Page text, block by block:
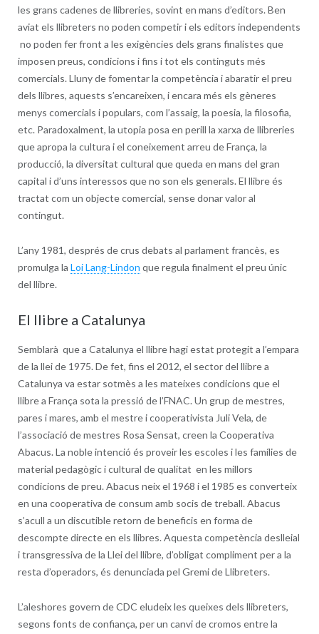
les grans cadenes de llibreries, sovint en mans d’editors. Ben
aviat els llibreters no poden competir i els editors independents
no poden fer front a les exigències dels grans finalistes que
imposen preus, condicions i fins i tot els continguts més
comercials. Lluny de fomentar la competència i abaratir el preu
dels llibres, aquests s’encareixen, i encara més els gèneres
menys comercials i populars, com l’assaig, la poesia, la filosofia,
etc. Paradoxalment, la utopia posa en perill la xarxa de llibreries
que apropa la cultura i el coneixement arreu de França, la
producció, la diversitat cultural que queda en mans del gran
capital i d’uns interessos que no son els generals. El llibre és
tractat com un objecte comercial, sense donar valor al
contingut.
L’any 1981, després de crus debats al parlament francès, es
promulga la Loi Lang-Lindon que regula finalment el preu únic
del llibre.
El llibre a Catalunya
Semblarà que a Catalunya el llibre hagi estat protegit a l’empara
de la llei de 1975. De fet, fins el 2012, el sector del llibre a
Catalunya va estar sotmès a les mateixes condicions que el
llibre a França sota la pressió de l’FNAC. Un grup de mestres,
pares i mares, amb el mestre i cooperativista Juli Vela, de
l’associació de mestres Rosa Sensat, creen la Cooperativa
Abacus. La noble intenció és proveir les escoles i les famílies de
material pedagògic i cultural de qualitat en les millors
condicions de preu. Abacus neix el 1968 i el 1985 es converteix
en una cooperativa de consum amb socis de treball. Abacus
s’acull a un discutible retorn de beneficis en forma de
descompte directe en els llibres. Aquesta competència deslleial
i transgressiva de la Llei del llibre, d’obligat compliment per a la
resta d’operadors, és denunciada pel Gremi de Llibreters.
L’aleshores govern de CDC eludeix les queixes dels llibreters,
segons fonts de confiança, per un canvi de cromos entre la